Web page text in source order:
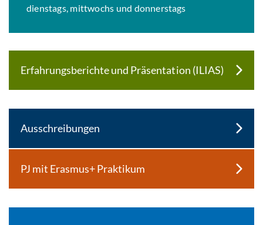
dienstags, mittwochs und donnerstags
Erfahrungsberichte und Präsentation (ILIAS)
Ausschreibungen
PJ mit Erasmus+ Praktikum